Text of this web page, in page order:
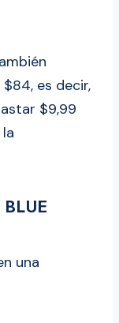
es decir,
$9,99
una